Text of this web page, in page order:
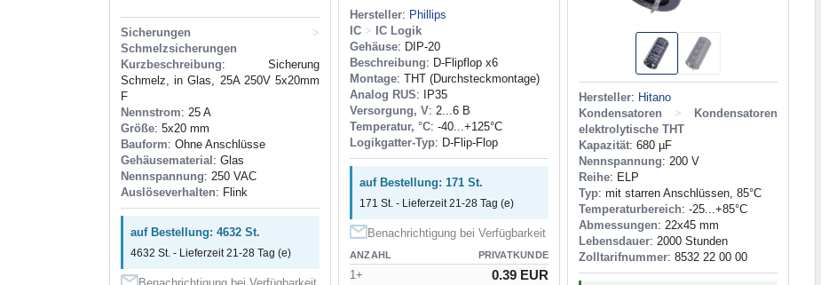
Sicherungen
>
Schmelzsicherungen
Kurzbeschreibung: Sicherung
Schmelz, in Glas, 25A 250V 5x20mm
F
Nennstrom: 25 A
Größe: 5x20 mm
Bauform: Ohne Anschlüsse
Gehäusematerial : Glas
Nennspannung: 250 VAC
Auslöseverhalten: Flink
auf Bestellung: 4632 St.
4632 St. - Lieferzeit 21-28 Tag (e)
Hersteller: Phillips
IC > IC Logik
Gehäuse: DIP-20
Beschreibung: D-Flipflop x6
Montage: THT (Durchsteckmontage)
Analog RUS: ІР35
Versorgung, V: 2...6 В
Temperatur, °C: -40...+125°С
Logikgatter-Typ: D-Flip-Flop
auf Bestellung: 171 St.
171 St. - Lieferzeit 21-28 Tag (e)
Benachrichtigung bei Verfügbarkeit
ANZAHL PRIVATKUNDE
1+ 0.39 EUR
Hersteller: Hitano
Kondensatoren
>
Kondensatoren
elektrolytische THT
Kapazität: 680 µF
Nennspannung: 200 V
Reihe: ELP
Typ: mit starren Anschlüssen, 85°C
Temperaturbereich: -25...+85°C
Abmessungen: 22x45 mm
Lebensdauer: 2000 Stunden
Zolltarifnummer: 8532 22 00 00